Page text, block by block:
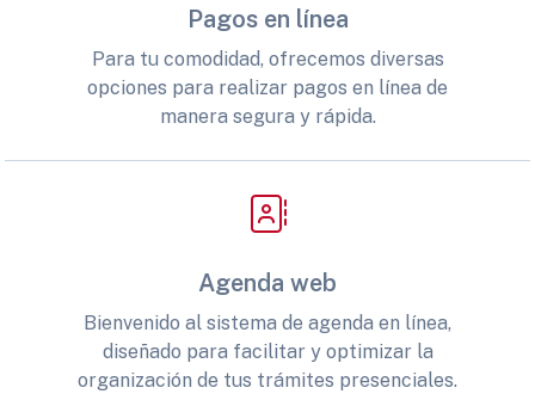
Pagos en línea
Para tu comodidad, ofrecemos diversas
opciones para realizar pagos en línea de
manera segura y rápida.
Agenda web
Bienvenido al sistema de agenda en línea,
diseñado para facilitar y optimizar la
organización de tus trámites presenciales.